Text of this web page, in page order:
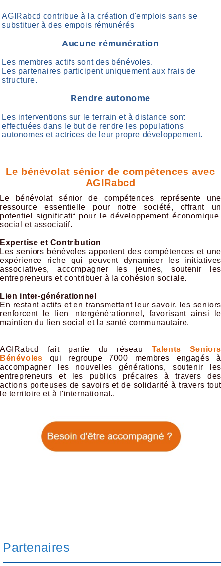
AGIRabcd contribue à la création d'emplois sans se
substituer à des empois rémunérés
Aucune rémunération
Les membres actifs sont des bénévoles.
Les partenaires participent uniquement aux frais de
structure.
Rendre autonome
Les interventions sur le terrain et à distance sont
effectuées dans le but de rendre les populations
autonomes et actrices de leur propre développement.
Le bénévolat sénior de compétences avec
AGIRabcd
Le bénévolat sénior de compétences représente une
ressource essentielle pour notre société, offrant un
potentiel significatif pour le développement économique,
social et associatif.
​Expertise et Contribution
Les seniors bénévoles apportent des compétences et une
expérience riche qui peuvent dynamiser les initiatives
associatives, accompagner les jeunes, soutenir les
entrepreneurs et contribuer à la cohésion sociale.
Lien inter-générationnel
En restant actifs et en transmettant leur savoir, les seniors
renforcent le lien intergénérationnel, favorisant ainsi le
maintien du lien social et la santé communautaire.
AGIRabcd fait partie du réseau Talents Seniors
Bénévoles qui regroupe 7000 membres engagés à
accompagner les nouvelles générations, soutenir les
entrepreneurs et les publics précaires à travers des
actions porteuses de savoirs et de solidarité à travers tout
le territoire et à l'international..
Partenaires